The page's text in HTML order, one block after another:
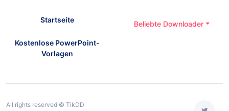
Startseite Beliebte Downloader
Kostenlose PowerPoint-
Vorlagen
All rights reserved © TikDD